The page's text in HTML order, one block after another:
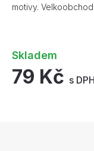
motivy.
Skladem
79 Kč s DPH